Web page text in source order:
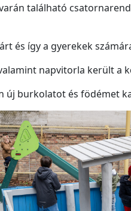
található
és így a gyerekek
napvitorla került a
új burkolatot és födémet